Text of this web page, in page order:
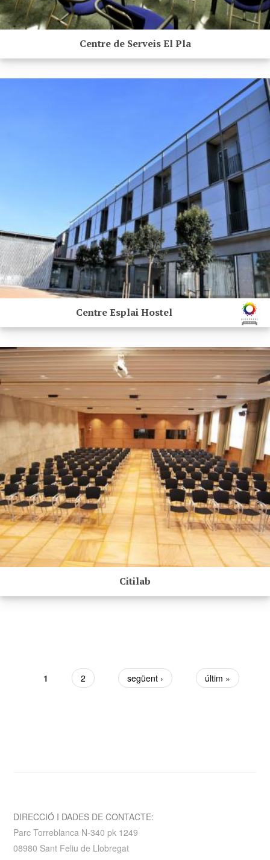
Centre de Serveis El Pla
Centre Esplai Hostel
Citilab
Pàgines
1 2 següent › últim »
DIRECCIÓ I DADES DE CONTACTE:
Parc Torreblanca N-340 pk 1249
08980 Sant Feliu de Llobregat